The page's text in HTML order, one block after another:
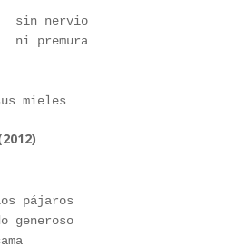
                   sin nervio
                   ni premura
sus mieles
pájaros
generoso